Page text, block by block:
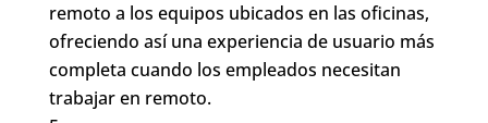
remoto a los equipos ubicados en las oficinas,
ofreciendo así una experiencia de usuario más
completa cuando los empleados necesitan
trabajar en remoto.